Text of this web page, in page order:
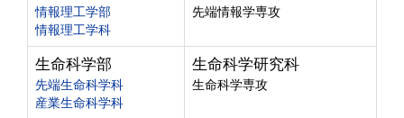
情報理工学部
情報理工学科
先端情報学専攻
生命科学部
先端生命科学科
産業生命科学科
生命科学研究科
生命科学専攻